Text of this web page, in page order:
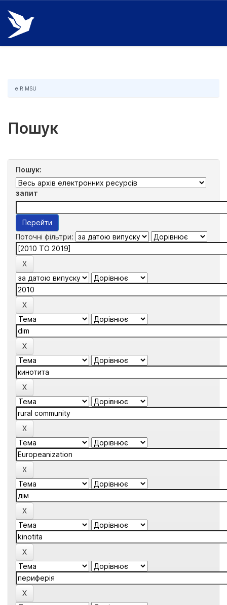
Skip
navigation
eIR MSU
Пошук
Пошук:
запит
Поточні фільтри: